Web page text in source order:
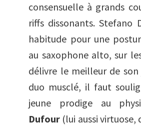
consensuelle à grands
riffs dissonants.
habitude pour une
au saxophone alto, sur
délivre le meilleur de
duo musclé, il faut
jeune prodige au
Dufour (lui aussi